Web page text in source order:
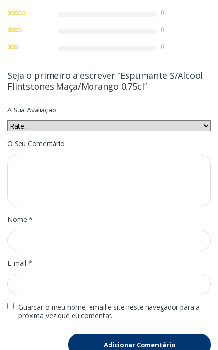
0
0
0
Seja o primeiro a escrever “Espumante S/Alcool
Flintstones Maça/Morango 0.75cl”
A Sua Avaliação
O Seu Comentário
Nome*
E-mail*
Guardar o meu nome, email e site neste navegador para a
próxima vez que eu comentar.